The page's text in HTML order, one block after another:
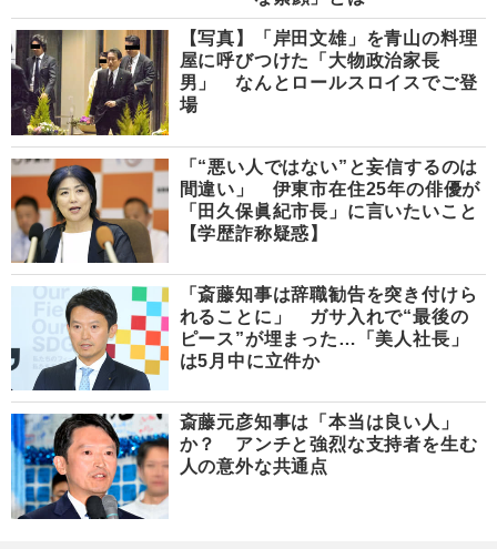
【写真】「岸田文雄」を青山の料理
屋に呼びつけた「大物政治家長
男」 なんとロールスロイスでご登
場
「“悪い人ではない”と妄信するのは
間違い」 伊東市在住25年の俳優が
「田久保眞紀市長」に言いたいこと
【学歴詐称疑惑】
「斎藤知事は辞職勧告を突き付けら
れることに」 ガサ入れで“最後の
ピース”が埋まった…「美人社長」
は5月中に立件か
斎藤元彦知事は「本当は良い人」
か？ アンチと強烈な支持者を生む
人の意外な共通点